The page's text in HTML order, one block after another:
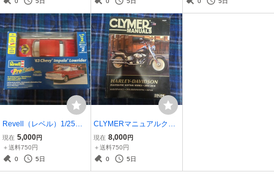
み
Revell（レベル）1/25イ
ンパラ63ローライダー
現在 5,000円
＋送料750円
0
5日
CLYMERマニュアルクラ
イマーハーレーダビッド
ソンソフテイルFLS/FXS/
FXCモデル 2006年～201
現在 8,000円
＋送料750円
0
5日